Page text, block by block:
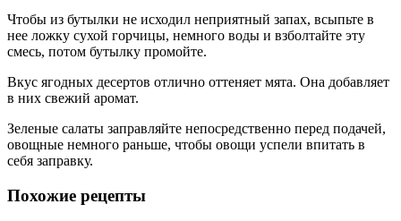
Чтобы из бутылки не исходил неприятный запах, всыпьте в
нее ложку сухой горчицы, немного воды и взболтайте эту
смесь, потом бутылку промойте.
Вкус ягодных десертов отлично оттеняет мята. Она добавляет
в них свежий аромат.
Зеленые салаты заправляйте непосредственно перед подачей,
овощные немного раньше, чтобы овощи успели впитать в
себя заправку.
Похожие рецепты